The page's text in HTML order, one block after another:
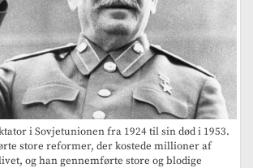
i Sovjetunionen fra 1924 til sin død i 1953.
store reformer, der kostede millioner af
og han gennemførte store og blodige